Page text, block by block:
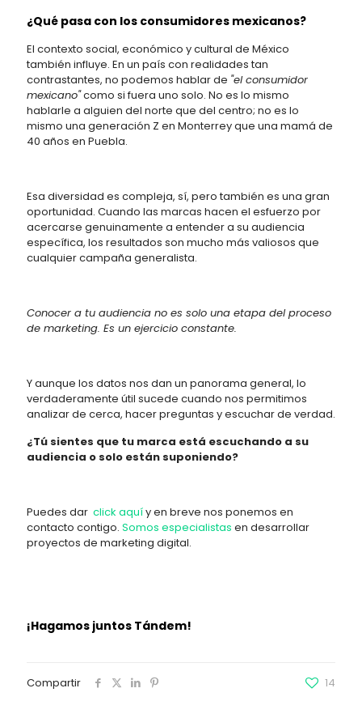
¿Qué pasa con los consumidores mexicanos?
El contexto social, económico y cultural de México
también influye. En un país con realidades tan
contrastantes, no podemos hablar de "el consumidor
mexicano"como si fuera uno solo. No es lo mismo
hablarle a alguien del norte que del centro; no es lo
mismo una generación Z en Monterrey que una mamá de
40 años en Puebla.
Esa diversidad es compleja, sí, pero también es una gran
oportunidad. Cuando las marcas hacen el esfuerzo por
acercarse genuinamente a entender a su audiencia
específica, los resultados son mucho más valiosos que
cualquier campaña generalista.
Conocer a tu audiencia no es solo una etapa del proceso
de marketing. Es un ejercicio constante.
Y aunque los datos nos dan un panorama general, lo
verdaderamente útil sucede cuando nos permitimos
analizar de cerca, hacer preguntas y escuchar de verdad.
¿Tú sientes que tu marca está escuchando a su
audiencia o solo están suponiendo?
Puedes dar click aquíy en breve nos ponemos en
contacto contigo. Somos especialistas en desarrollar
proyectos de marketing digital.
¡Hagamos juntos Tándem!
Compartir 14